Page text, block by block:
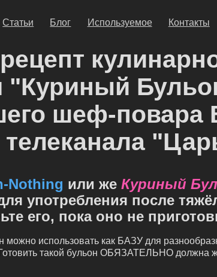
Статьи Блог Используемое Контакты
"Куриный
шеф-повара
Nothing или же Куриный
употребления после
его, пока оно не
можно использовать как БАЗУ для
такой бульон ОБЯЗАТЕЛЬНО должна